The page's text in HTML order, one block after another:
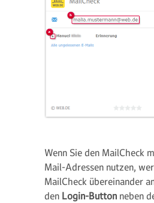
Wenn Sie den MailCheck
Mail-Adressen nutzen,
MailCheck übereinander
den Login-Button neben